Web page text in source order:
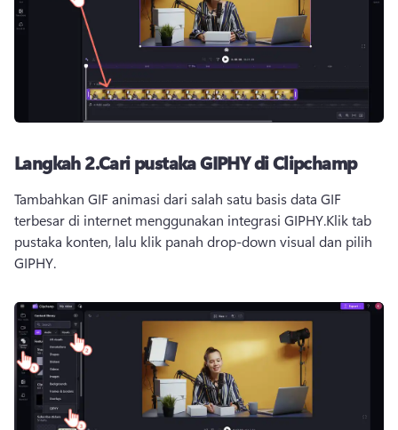
Langkah 2.Cari pustaka GIPHY di Clipchamp
Tambahkan GIF animasi dari salah satu basis data GIF
terbesar di internet menggunakan integrasi GIPHY.Klik tab
pustaka konten, lalu klik panah drop-down visual dan pilih
GIPHY.